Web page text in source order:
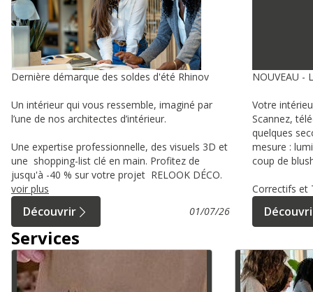
Dernière démarque des soldes d'été Rhinov
Un intérieur qui vous ressemble, imaginé par
l’une de nos architectes d’intérieur.
Une expertise professionnelle, des visuels 3D et
une shopping-list clé en main. Profitez de
jusqu'à -40 % sur votre projet RELOOK DÉCO.
voir plus
Découvrir 01/07/26
NOUVEAU -
Votre
Scannez,
quelques
mesure :
coup de
Correctifs et
Services